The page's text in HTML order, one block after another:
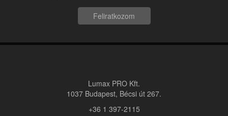
Feliratkozom
Lumax PRO Kft.
1037 Budapest, Bécsi út 267.
+36 1 397-2115